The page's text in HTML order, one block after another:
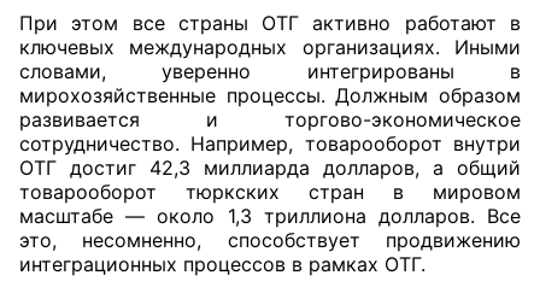
При этом все страны ОТГ активно работают в
ключевых международных организациях. Иными
словами, уверенно интегрированы в
мирохозяйственные процессы. Должным образом
развивается и торгово-экономическое
сотрудничество. Например, товарооборот внутри
ОТГ достиг 42,3 миллиарда долларов, а общий
товарооборот тюркских стран в мировом
масштабе — около 1,3 триллиона долларов. Все
это, несомненно, способствует продвижению
интеграционных процессов в рамках ОТГ.